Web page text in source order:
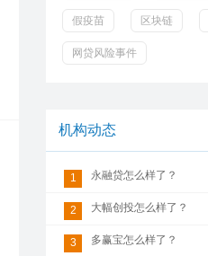
假疫苗 区块链
网贷风险事件
机构动态
1 永融贷怎么样了？
2 大幅创投怎么样了？
3 多赢宝怎么样了？